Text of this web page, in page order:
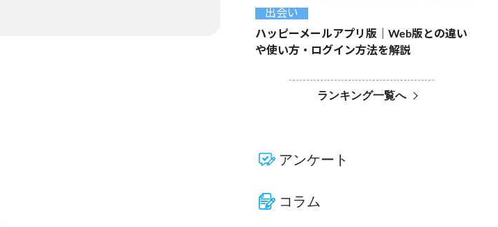
出会い
ハッピーメールアプリ版｜Web版との違い
や使い方・ログイン方法を解説
ランキング一覧へ
アンケート
コラム